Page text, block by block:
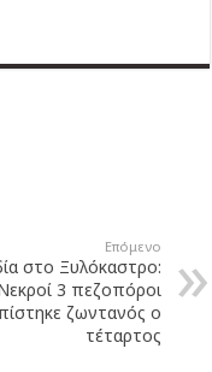
Επόμενο
στο Ξυλόκαστρο:
3 πεζοπόροι
ζωντανός ο
τέταρτος